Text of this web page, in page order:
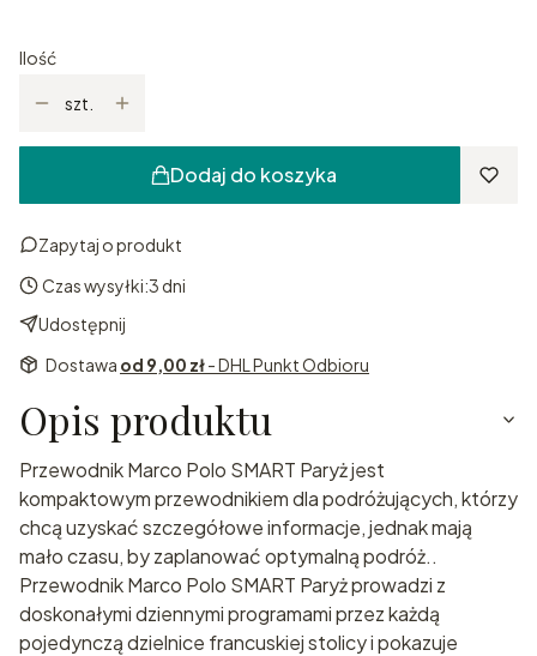
Ilość
szt.
Dodaj do koszyka
Zapytaj o produkt
Czas wysyłki:3 dni
Udostępnij
Dostawa od 9,00 zł- DHL Punkt Odbioru
Opis produktu
Przewodnik Marco Polo SMART Paryż jest
kompaktowym przewodnikiem dla podróżujących, którzy
chcą uzyskać szczegółowe informacje, jednak mają
mało czasu, by zaplanować optymalną podróż..
Przewodnik Marco Polo SMART Paryż prowadzi z
doskonałymi dziennymi programami przez każdą
pojedynczą dzielnice francuskiej stolicy i pokazuje